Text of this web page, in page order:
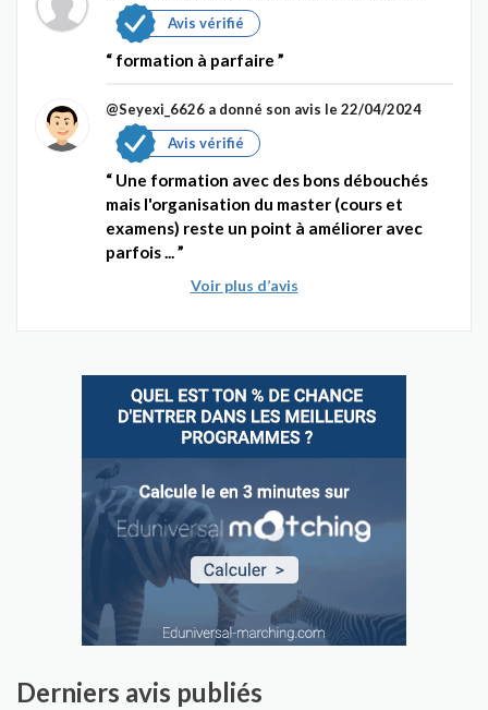
Avis vérifié
formation à parfaire
@Seyexi_6626 a donné son avis le 22/04/2024
Avis vérifié
Une formation avec des bons débouchés
mais l'organisation du master (cours et
examens) reste un point à améliorer avec
parfois ...
Voir plus d’avis
Derniers avis publiés